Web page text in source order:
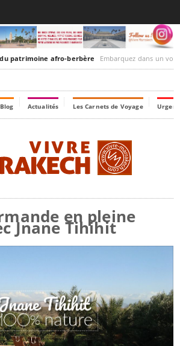
patrimoine afro-berbère Embarquez dans un voyage culturel dans le
Actualités Les Carnets de Voyage
en pleine
Jnane Tihihit